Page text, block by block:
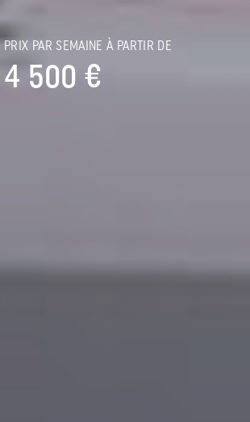
PRIX PAR SEMAINE À PARTIR DE
4 500 €